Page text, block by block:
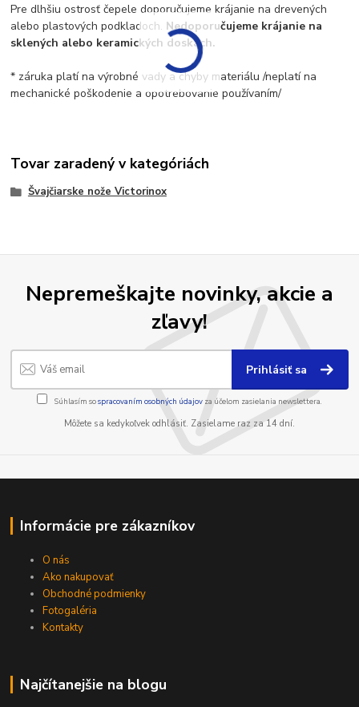
Pre dlhšiu ostrosť čepele doporučujeme krájanie na drevených
alebo plastových podkladoch. Nedoporučujeme krájanie na
sklených alebo keramických doskách.
* záruka platí na výrobné vady a chyby materiálu /neplatí na
mechanické poškodenie a opotrebovanie používaním/
Tovar zaradený v kategóriách
Švajčiarske nože Victorinox
Nepremeškajte novinky, akcie a
zľavy!
Prihlásiť sa
Súhlasím sospracovaním osobných údajov za účelom zasielania newslettera.
Môžete sa kedykoľvek odhlásiť. Zasielame raz za 14 dní.
Informácie pre zákazníkov
O nás
Ako nakupovať
Obchodné podmienky
Fotogaléria
Kontakty
Najčítanejšie na blogu